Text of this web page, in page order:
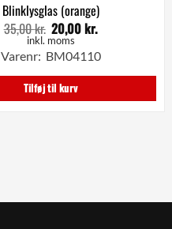
Blinklysglas (orange)
35,00kr. Den
oprindelige
pris
var:
35,00 kr..
20,00kr.
pris
er:
20,00 kr..
inkl. moms
Varenr: BM04110
Tilføj til kurv